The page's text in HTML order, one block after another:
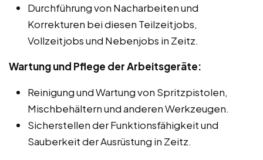
Durchführung von Nacharbeiten und
Korrekturen bei diesen Teilzeitjobs,
Vollzeitjobs und Nebenjobs in Zeitz.
Wartung und Pflege der Arbeitsgeräte:
Reinigung und Wartung von Spritzpistolen,
Mischbehältern und anderen Werkzeugen.
Sicherstellen der Funktionsfähigkeit und
Sauberkeit der Ausrüstung in Zeitz.